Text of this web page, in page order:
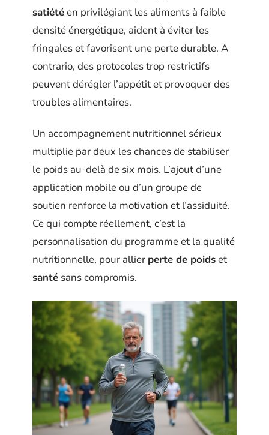
satiétéen privilégiant les aliments à faible
densité énergétique, aident à éviter les
fringales et favorisent une perte durable. A
contrario, des protocoles trop restrictifs
peuvent dérégler l’appétit et provoquer des
troubles alimentaires.
Un accompagnement nutritionnel sérieux
multiplie par deux les chances de stabiliser
le poids au-delà de six mois. L’ajout d’une
application mobile ou d’un groupe de
soutien renforce la motivation et l’assiduité.
Ce qui compte réellement, c’est la
personnalisation du programme et la qualité
nutritionnelle, pour allier perte de poidset
santé sans compromis.